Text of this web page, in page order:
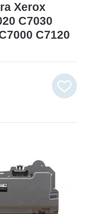
Xerox
C7030
C7120